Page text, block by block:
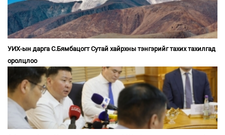
УИХ-ын дарга С.Бямбацогт Сутай хайрхны тэнгэрийг тахих тахилгад
оролцлоо